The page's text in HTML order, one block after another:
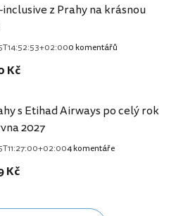
z Prahy na krásnou
0 komentářů
Kč
s Etihad Airways po celý rok
2027
4 komentáře
Kč